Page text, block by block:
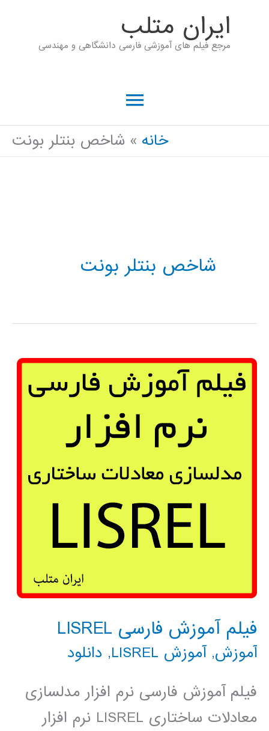
ايران متلب
مرجع فیلم های آموزشی فارسی دانشگاهی و مهندسی
فهرست
اصلیخانه شاخص بنتلر بونت
شاخص بنتلر بونت
فیلم آموزش فارسی LISREL
آموزش,آموزش LISREL , دانلود
فیلم آموزش فارسی نرم افزار مدلسازی
معادلات ساختاری LISREL نرم افزار